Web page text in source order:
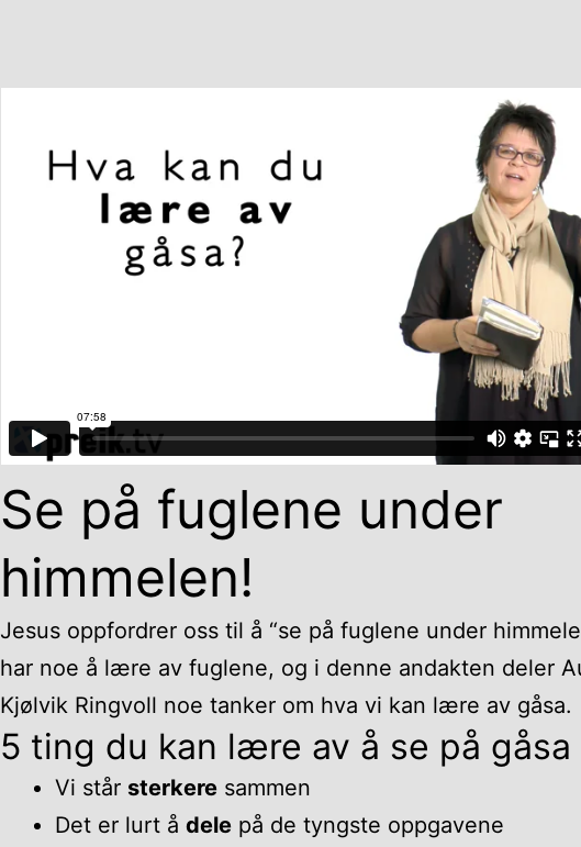
Se på fuglene under
himmelen!
Jesus oppfordrer oss til å “se på fuglene under
har noe å lære av fuglene, og i denne andakten deler
Kjølvik Ringvoll noe tanker om hva vi kan lære av gåsa.
5 ting du kan lære av å se på gåsa
Vi står sterkere sammen
Det er lurt å dele på de tyngste oppgavene